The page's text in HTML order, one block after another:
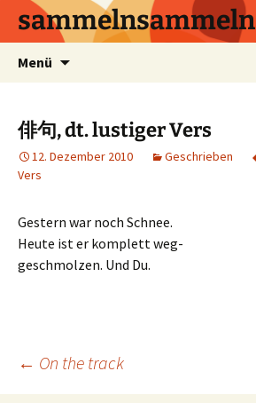
sammelnsammeln
Menü
俳句, dt. lustiger Vers
12. Dezember 2010 Geschrieben
Vers
Gestern war noch Schnee.
Heute ist er komplett weg-
geschmolzen. Und Du.
Beitrags-
← On the track